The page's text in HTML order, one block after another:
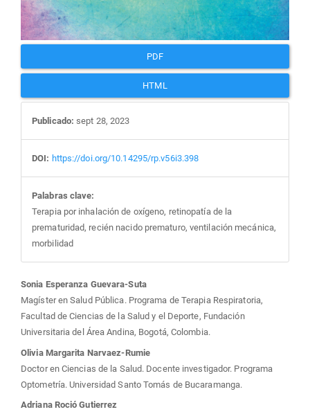
PDF
HTML
Publicado: sept 28, 2023
DOI: https://doi.org/10.14295/rp.v56i3.398
Palabras clave:
Terapia por inhalación de oxígeno, retinopatía de la
prematuridad, recién nacido prematuro, ventilación mecánica,
morbilidad
Contenido
principal
del
artículo
Sonia Esperanza Guevara-Suta
Magíster en Salud Pública. Programa de Terapia Respiratoria,
Facultad de Ciencias de la Salud y el Deporte, Fundación
Universitaria del Área Andina, Bogotá, Colombia.
Olivia Margarita Narvaez-Rumie
Doctor en Ciencias de la Salud. Docente investigador. Programa
Optometría. Universidad Santo Tomás de Bucaramanga.
Adriana Roció Gutierrez